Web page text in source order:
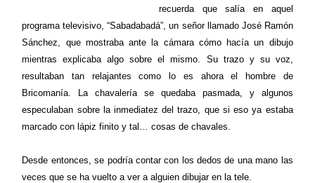
recuerda que salía en aquel
programa televisivo, “Sabadabadá”, un señor llamado José Ramón
Sánchez
que mostraba ante la cámara cómo hacía un dibujo
mientras explicaba algo sobre el mismo. Su trazo y su voz,
resultaban tan relajantes como lo es ahora el hombre de
Bricomanía. La chavalería se quedaba pasmada, y algunos
especulaban sobre la inmediatez del trazo, que si eso ya estaba
marcado con lápiz finito y tal… cosas de chavales.
Desde entonces, se podría contar con los dedos de una mano las
veces que se ha vuelto a ver a alguien dibujar en la tele.